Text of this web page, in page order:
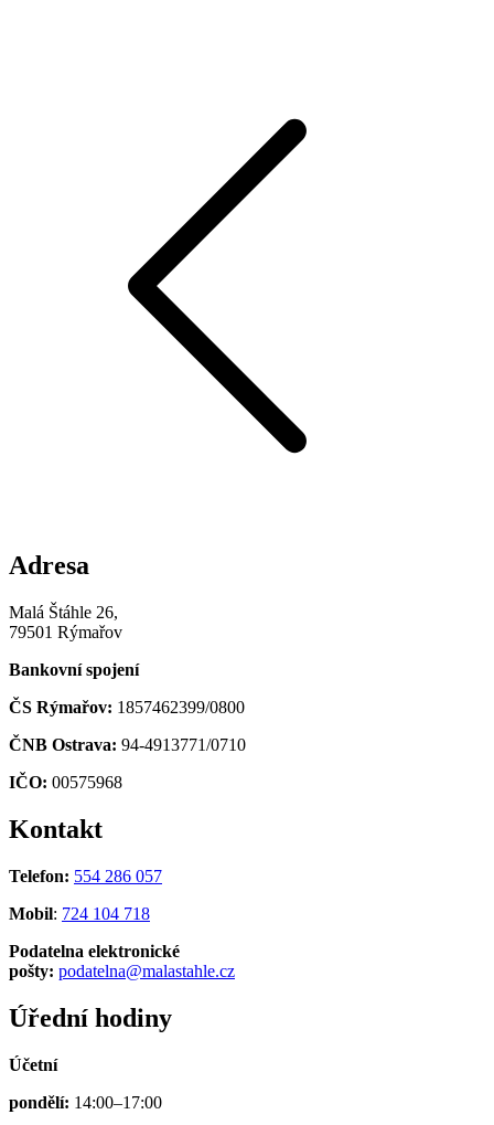
Adresa
Malá Štáhle 26,
79501 Rýmařov
Bankovní spojení
ČS Rýmařov: 1857462399/0800
ČNB Ostrava: 94-4913771/0710
IČO: 00575968
Kontakt
Telefon: 554 286 057
Mobil: 724 104 718
Podatelna elektronické
pošty: podatelna@malastahle.cz
Úřední hodiny
Účetní
pondělí: 14:00–17:00